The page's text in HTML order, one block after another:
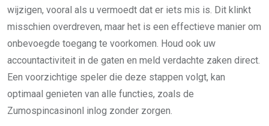
wijzigen, vooral als u vermoedt dat er iets mis is. Dit klinkt
misschien overdreven, maar het is een effectieve manier om
onbevoegde toegang te voorkomen. Houd ook uw
accountactiviteit in de gaten en meld verdachte zaken direct.
Een voorzichtige speler die deze stappen volgt, kan
optimaal genieten van alle functies, zoals de
Zumospincasinonl inlog zonder zorgen.